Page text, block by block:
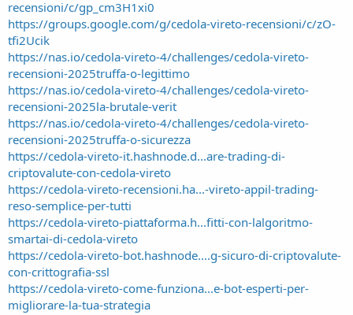
recensioni/c/gp_cm3H1xi0
https://groups.google.com/g/cedola-vireto-recensioni/c/zO-
tfi2Ucik
https://nas.io/cedola-vireto-4/challenges/cedola-vireto-
recensioni-2025truffa-o-legittimo
https://nas.io/cedola-vireto-4/challenges/cedola-vireto-
recensioni-2025la-brutale-verit
https://nas.io/cedola-vireto-4/challenges/cedola-vireto-
recensioni-2025truffa-o-sicurezza
https://cedola-vireto-it.hashnode.d...are-trading-di-
criptovalute-con-cedola-vireto
https://cedola-vireto-recensioni.ha...-vireto-appil-trading-
reso-semplice-per-tutti
https://cedola-vireto-piattaforma.h...fitti-con-lalgoritmo-
smartai-di-cedola-vireto
https://cedola-vireto-bot.hashnode....g-sicuro-di-criptovalute-
con-crittografia-ssl
https://cedola-vireto-come-funziona...e-bot-esperti-per-
migliorare-la-tua-strategia